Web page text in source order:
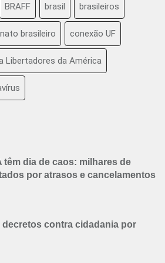
BRAFF brasil brasileiros
brasileiro conexão UF
Libertadores da América
dia de caos: milhares de
por atrasos e cancelamentos
contra cidadania por